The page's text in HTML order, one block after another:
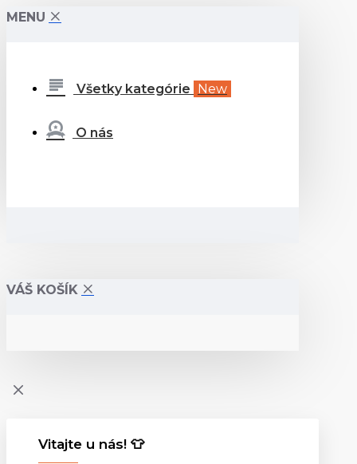
MENU
Všetky kategórie New
O nás
VÁŠ KOŠÍK
Vitajte u nás! 👕